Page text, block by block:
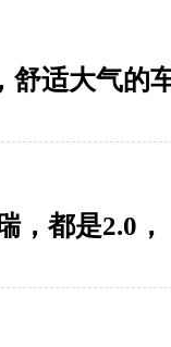
舒适大气的
，都是2.0